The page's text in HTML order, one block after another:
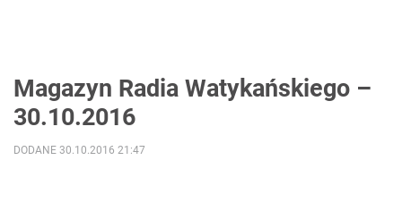
Magazyn Radia Watykańskiego –
30.10.2016
DODANE 30.10.2016 21:47